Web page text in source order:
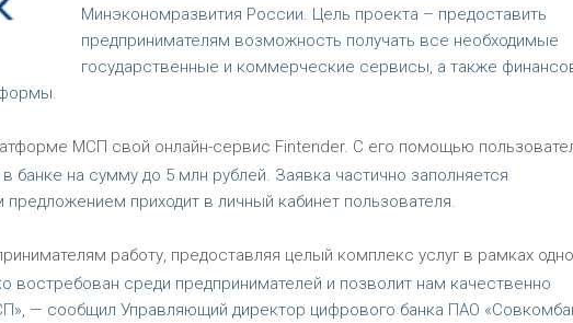
Минэкономразвития России. Цель проекта – предоставить
предпринимателям возможность получать все необходимые
государственные и коммерческие сервисы, а также
МСП свой онлайн-сервис Fintender. С его помощью
банке на сумму до 5 млн рублей. Заявка частично заполняется
приходит в личный кабинет пользователя.
работу, предоставляя целый комплекс услуг в рамках
востребован среди предпринимателей и позволит нам качественно
— сообщил Управляющий директор цифрового банка ПАО